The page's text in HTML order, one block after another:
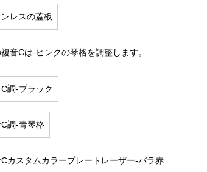
レスの蓋板
音Cは-ピンクの琴格を調整します。
調-ブラック
調-青琴格
カスタムカラープレートレーザー-バラ赤